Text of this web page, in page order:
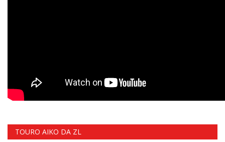
TOURO AIKO DA ZL